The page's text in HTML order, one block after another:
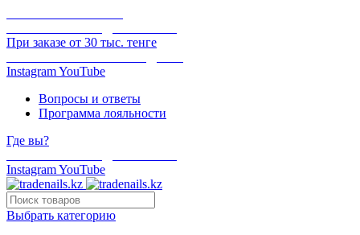
При заказе от 30 тыс. тенге
InstagramYouTube
Вопросы и ответы
Программа лояльности
Где вы?
InstagramYouTube
Выбрать категорию